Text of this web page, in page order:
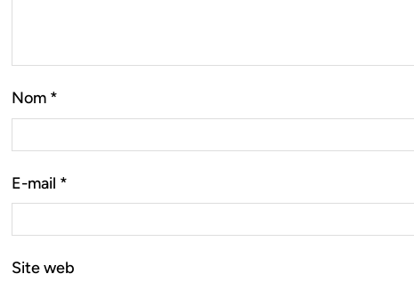
Nom *
E-mail *
Site web